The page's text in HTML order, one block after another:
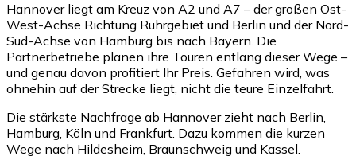
Hannover liegt am Kreuz von A2 und A7 – der großen Ost-
West-Achse Richtung Ruhrgebiet und Berlin und der Nord-
Süd-Achse von Hamburg bis nach Bayern. Die
Partnerbetriebe planen ihre Touren entlang dieser Wege –
und genau davon profitiert Ihr Preis. Gefahren wird, was
ohnehin auf der Strecke liegt, nicht die teure Einzelfahrt.
Die stärkste Nachfrage ab Hannover zieht nach Berlin,
Hamburg, Köln und Frankfurt. Dazu kommen die kurzen
Wege nach Hildesheim, Braunschweig und Kassel.